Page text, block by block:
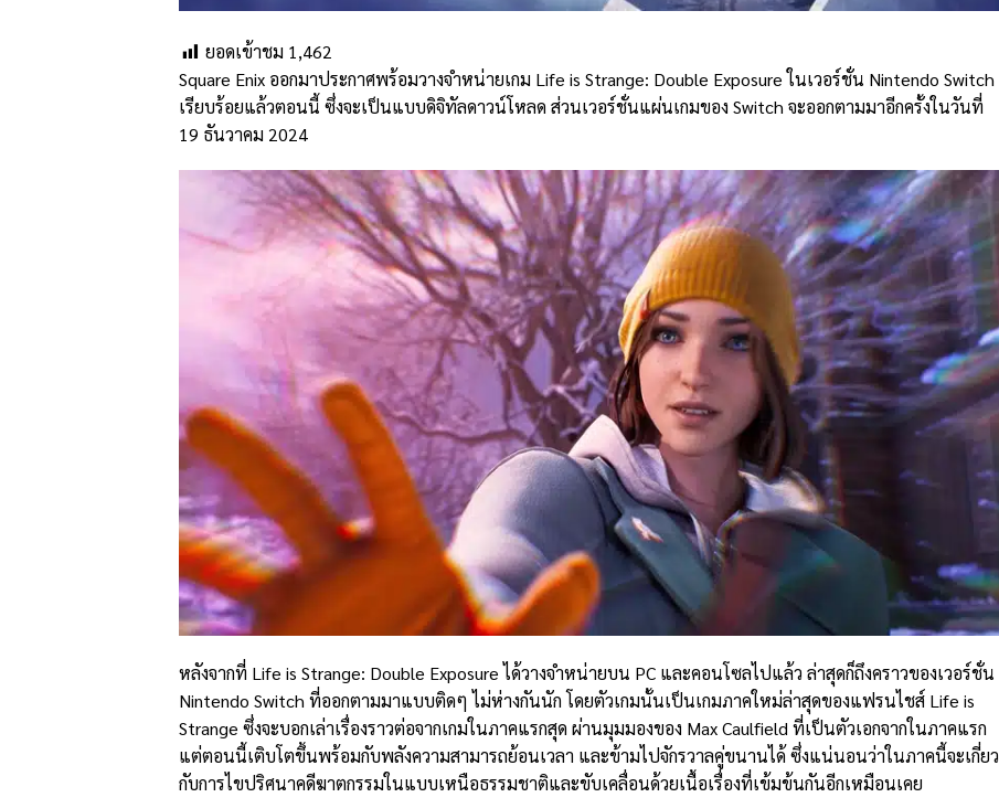
ยอดเข้าชม 1,462
Square Enix ออกมาประกาศพร้อมวางจำหน่ายเกม Life is Strange: Double Exposure ในเวอร์ชั่น Nintendo Switch
เรียบร้อยแล้วตอนนี้ ซึ่งจะเป็นแบบดิจิทัลดาวน์โหลด ส่วนเวอร์ชั่นแผ่นเกมของ Switch จะออกตามมาอีกครั้งในวันที่
19 ธันวาคม 2024
หลังจากที่ Life is Strange: Double Exposure ได้วางจำหน่ายบน PC และคอนโซลไปแล้ว ล่าสุดก็ถึงคราวของเวอร์ชั่น
Nintendo Switch ที่ออกตามมาแบบติดๆ ไม่ห่างกันนัก โดยตัวเกมนั้นเป็นเกมภาคใหม่ล่าสุดของแฟรนไชส์ Life is
Strange ซึ่งจะบอกเล่าเรื่องราวต่อจากเกมในภาคแรกสุด ผ่านมุมมองของ Max Caulfield ที่เป็นตัวเอกจากในภาคแรก
แต่ตอนนี้เติบโตขึ้นพร้อมกับพลังความสามารถย้อนเวลา และข้ามไปจักรวาลคู่ขนานได้ ซึ่งแน่นอนว่าในภาคนี้จะเกี่ยว
กับการไขปริศนาคดีฆาตกรรมในแบบเหนือธรรมชาติและขับเคลื่อนด้วยเนื้อเรื่องที่เข้มข้นกันอีกเหมือนเคย